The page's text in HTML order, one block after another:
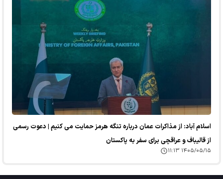
اسلام آباد: از مذاکرات عمان درباره تنگه هرمز حمایت می کنیم | دعوت رسمی
از قالیباف و عراقچی برای سفر به پاکستان
۱۴۰۵/۰۵/۱۵ ۱۱:۱۳